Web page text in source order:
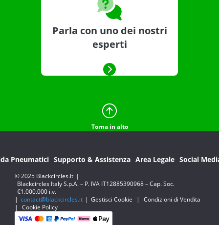
Parla con uno dei nostri
esperti
Torna in alto
Pneumatici Supporto & Assistenza Area Legale Social
© 2025 Blackcircles.it |
Blackcircles Italy S.p.A. – P. IVA IT12885390968 – Cap. Soc.
€1.000.000 i.v.
| contact@blackcircles.it | Gestisci Cookie |
Condizioni di Vendita
|
Cookie Policy